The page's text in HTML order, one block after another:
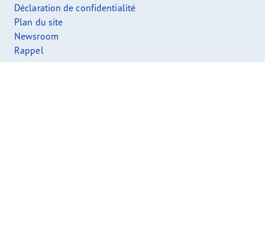
Déclaration de confidentialité
Plan du site
Newsroom
Rappel